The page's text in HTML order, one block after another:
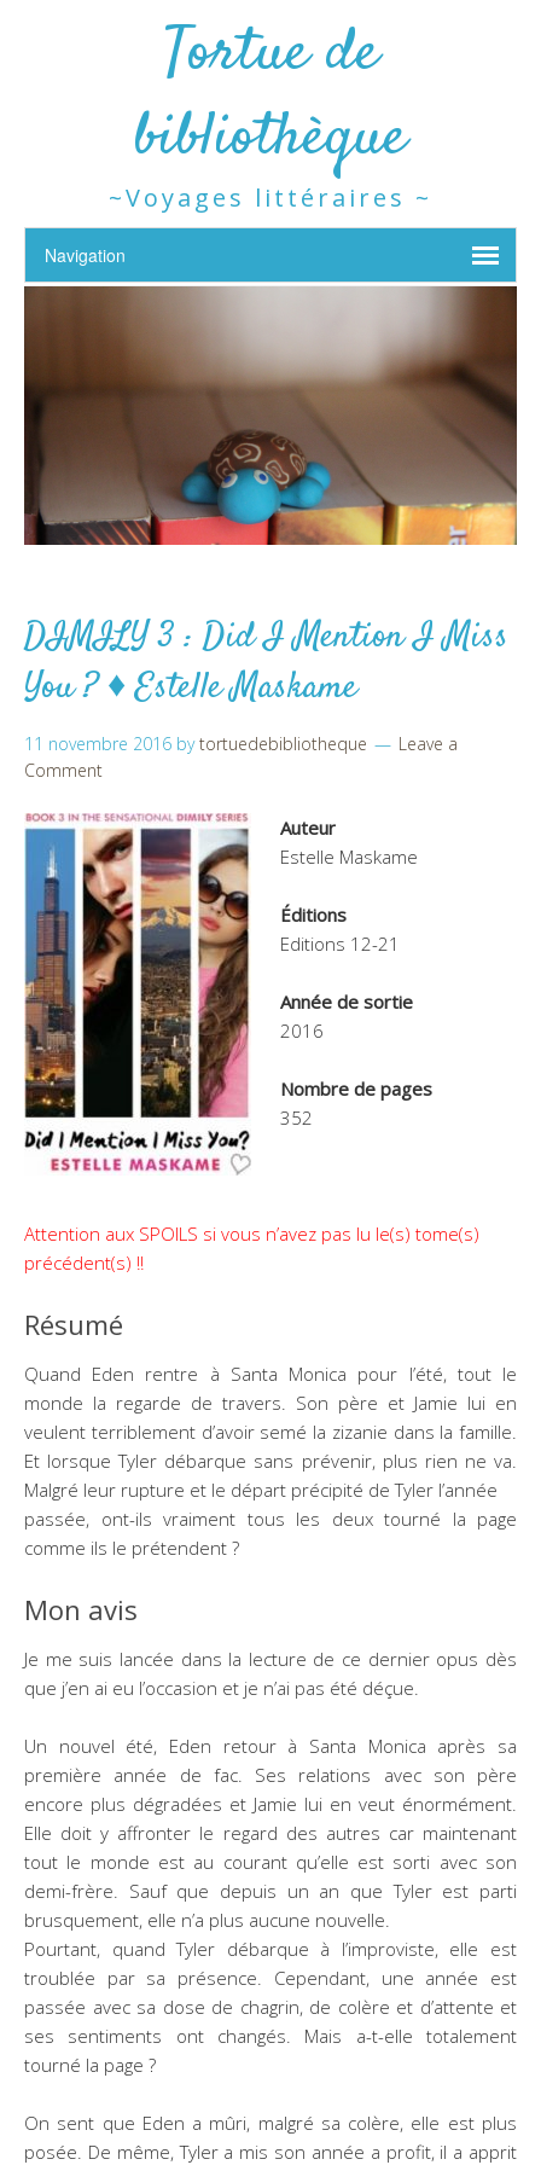
Tortue de
bibliothèque
~Voyages littéraires ~
DIMILY 3 : Did I Mention I Miss
You ? ♦ Estelle Maskame
11 novembre 2016 bytortuedebibliotheque
Leave a
Comment
Auteur
Estelle Maskame
Éditions
Editions 12-21
Année de sortie
2016
Nombre de pages
352
Attention aux SPOILS si vous n’avez pas lu le(s) tome(s)
précédent(s) !!
Résumé
Quand Eden rentre à Santa Monica pour l’été, tout le
monde la regarde de travers. Son père et Jamie lui en
veulent terriblement d’avoir semé la zizanie dans la famille.
Et lorsque Tyler débarque sans prévenir, plus rien ne va.
Malgré leur rupture et le départ précipité de Tyler l’année
passée, ont-ils vraiment tous les deux tourné la page
comme ils le prétendent ?
Mon avis
Je me suis lancée dans la lecture de ce dernier opus dès
que j’en ai eu l’occasion et je n’ai pas été déçue.
Un nouvel été, Eden retour à Santa Monica après sa
première année de fac. Ses relations avec son père
encore plus dégradées et Jamie lui en veut énormément.
Elle doit y affronter le regard des autres car maintenant
tout le monde est au courant qu’elle est sorti avec son
demi-frère. Sauf que depuis un an que Tyler est parti
brusquement, elle n’a plus aucune nouvelle.
Pourtant, quand Tyler débarque à l’improviste, elle est
troublée par sa présence. Cependant, une année est
passée avec sa dose de chagrin, de colère et d’attente et
ses sentiments ont changés. Mais a-t-elle totalement
tourné la page ?
On sent que Eden a mûri, malgré sa colère, elle est plus
posée. De même, Tyler a mis son année a profit, il a apprit